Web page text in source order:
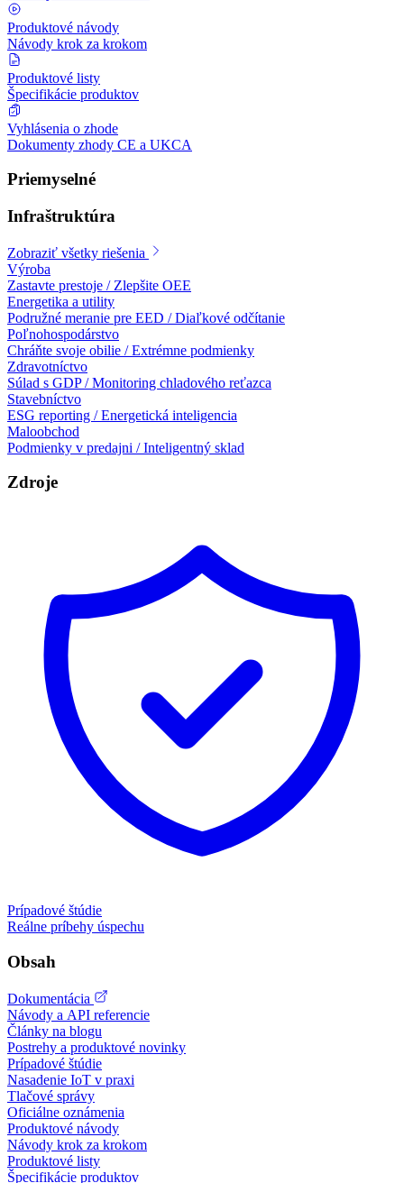
Produktové návody
Návody krok za krokom
Produktové listy
Špecifikácie produktov
Vyhlásenia o zhode
Dokumenty zhody CE a UKCA
Priemyselné
Infraštruktúra
Zobraziť všetky riešenia
Výroba
Zastavte prestoje / Zlepšite OEE
Energetika a utility
Podružné meranie pre EED / Diaľkové odčítanie
Poľnohospodárstvo
Chráňte svoje obilie / Extrémne podmienky
Zdravotníctvo
Súlad s GDP / Monitoring chladového reťazca
Stavebníctvo
ESG reporting / Energetická inteligencia
Maloobchod
Podmienky v predajni / Inteligentný sklad
Zdroje
Prípadové štúdie
Reálne príbehy úspechu
Obsah
Dokumentácia
Návody a API referencie
Články na blogu
Postrehy a produktové novinky
Prípadové štúdie
Nasadenie IoT v praxi
Tlačové správy
Oficiálne oznámenia
Produktové návody
Návody krok za krokom
Produktové listy
Špecifikácie produktov